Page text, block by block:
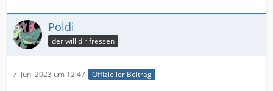
Poldi
der will dir fressen
7. Juni 2023 um 12:47 Offizieller Beitrag